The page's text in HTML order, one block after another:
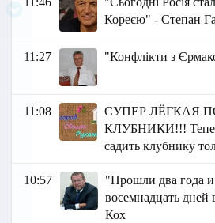
Кореєю" - Степан
11:27 "Конфлікти з
11:08
СУПЕР ЛЁГКАЯ
КЛУБНИКИ!!!
садить клубнику
10:57
"Прошли два года и
восемнадцать
Кох